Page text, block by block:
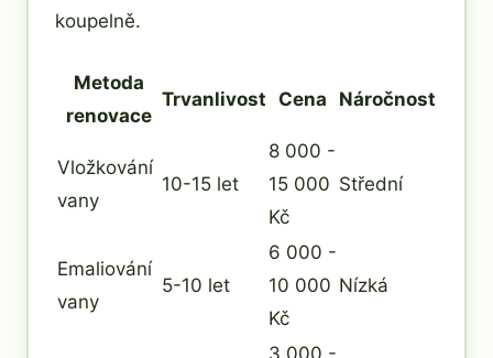
koupelně.
Metoda
renovace
Trvanlivost Cena Náročnost
Vložkování
vany
10-15 let
8 000 -
15 000
Kč
Střední
Emaliování
vany
5-10 let
6 000 -
10 000
Kč
Nízká
3 000 -